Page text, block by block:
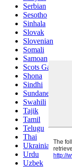
Serbian
Sesotho
Sinhala
Slovak
Slovenian
Somali
Samoan
Scots Gaelic
Shona
Sindhi
Sundanese
Swahili
Tajik
Tamil
Telugu
Thai
Ukrainian
Urdu
Uzbek